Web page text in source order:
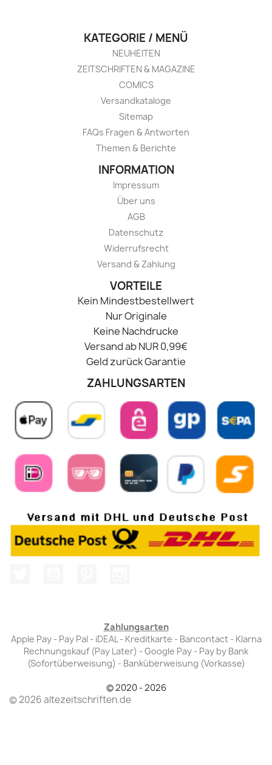
KATEGORIE / MENÜ
NEUHEITEN
ZEITSCHRIFTEN & MAGAZINE
COMICS
Versandkataloge
Sitemap
FAQs Fragen & Antworten
Themen & Berichte
INFORMATION
Impressum
Über uns
AGB
Datenschutz
Widerrufsrecht
Versand & Zahlung
VORTEILE
Kein Mindestbestellwert
Nur Originale
Keine Nachdrucke
Versand ab NUR 0,99€
Geld zurück Garantie
ZAHLUNGSARTEN
Zahlungsarten
Apple Pay - Pay Pal - iDEAL - Kreditkarte - Bancontact - Klarna
Rechnungskauf (Pay Later) - Google Pay - Pay by Bank
(Sofortüberweisung) - Banküberweisung (Vorkasse)
© 2020 - 2026
© 2026 altezeitschriften.de